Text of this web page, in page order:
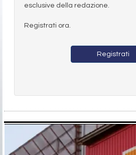
esclusive della redazione.
Registrati ora.
Registrati